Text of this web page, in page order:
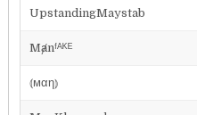
UpstandingMaystab
Mⱥnᶠᴬᴷᴱ
⦅мαη⦆